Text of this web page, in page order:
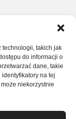
technologii, takich jak
do informacji o
dane, takie
na tej
niekorzystnie